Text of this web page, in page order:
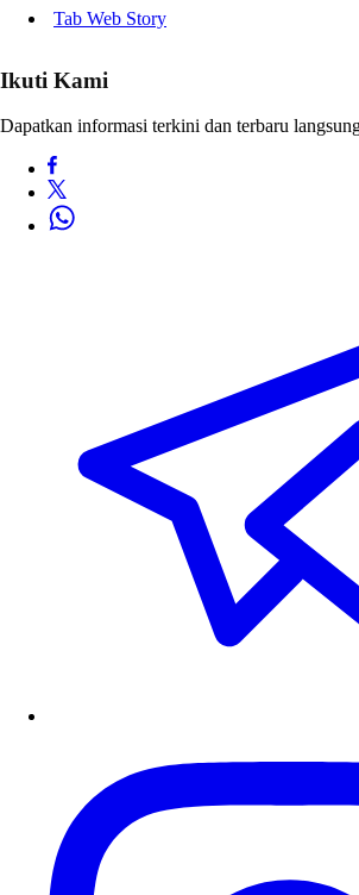
Tab Web Story
Ikuti Kami
Dapatkan informasi terkini dan terbaru